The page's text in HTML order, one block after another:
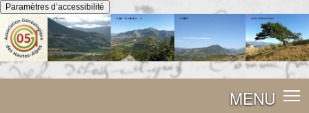
Panneau de gestion des cookies
Paramètres d’accessibilité
MENU